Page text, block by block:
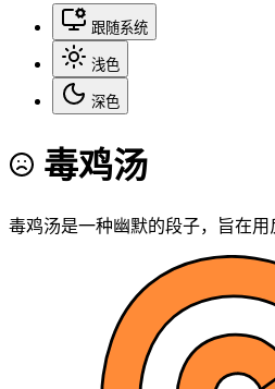
跟随系统
浅色
深色
毒鸡汤
毒鸡汤是一种幽默的段子，旨在